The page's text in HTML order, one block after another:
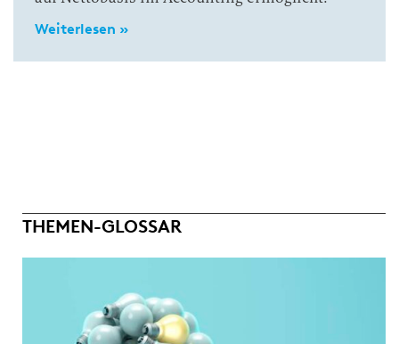
Weiterlesen »
THEMEN-GLOSSAR